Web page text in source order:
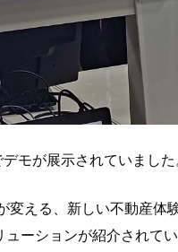
モが展示されていました
える、新しい不動産
ーションが紹介されてい